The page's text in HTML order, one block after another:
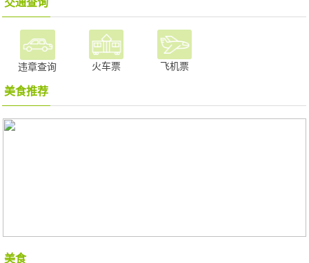
交通查询
违章查询 火车票 飞机票
美食推荐
美食